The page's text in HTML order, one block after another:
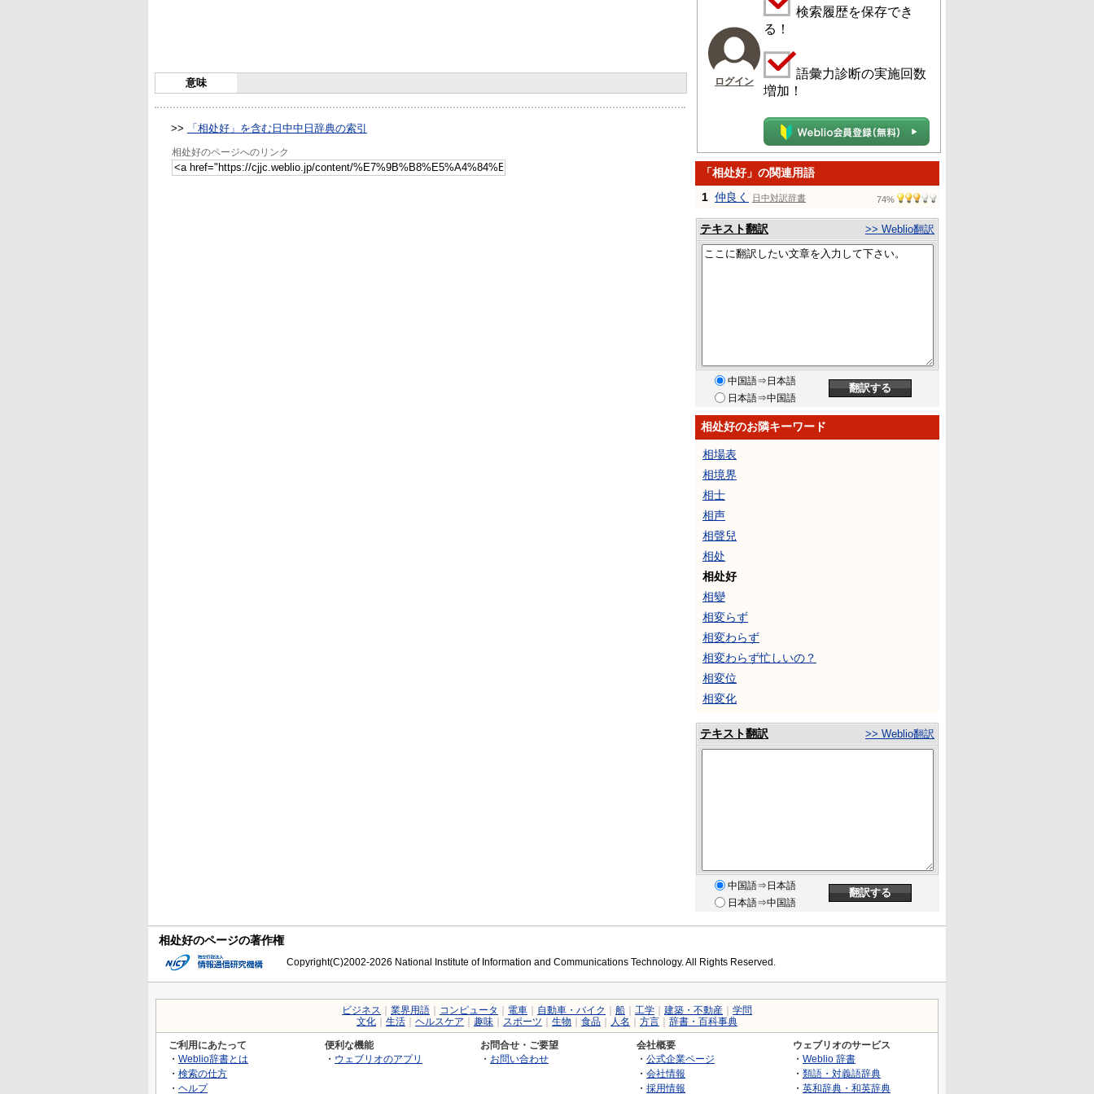
意味
>> 「相处好」を含む日中中日辞典の索引
相处好のページへのリンク
ログイン
検索履歴を保存でき
る！
語彙力診断の実施回数
増加！
「相处好」の関連用語
1 仲良く 日中対訳辞書 74%
テキスト翻訳 >> Weblio翻訳
中国語⇒日本語
日本語⇒中国語
相处好のお隣キーワード
相場表
相境界
相士
相声
相聲兒
相处
相处好
相變
相変らず
相変わらず
相変わらず忙しいの？
相変位
相変化
テキスト翻訳 >> Weblio翻訳
中国語⇒日本語
日本語⇒中国語
相处好のページの著作権
Copyright(C)2002-2026 National Institute of Information and Communications Technology. All Rights Reserved.
ビジネス 業界用語 コンピュータ 電車 自動車・バイク 船 工学 建築・不動産
学問
文化
生活 ヘルスケア 趣味 スポーツ 生物 食品 人名 方言 辞書・百科事典
ご利用にあたって
・ Weblio辞書とは
・ 検索の仕方
・ ヘルプ
便利な機能
・ ウェブリオのアプリ
お問合せ・ご要望
・ お問い合わせ
会社概要
・ 公式企業ページ
・ 会社情報
・ 採用情報
ウェブリオのサービス
・ Weblio 辞書
・ 類語・対義語辞典
・ 英和辞典・和英辞典